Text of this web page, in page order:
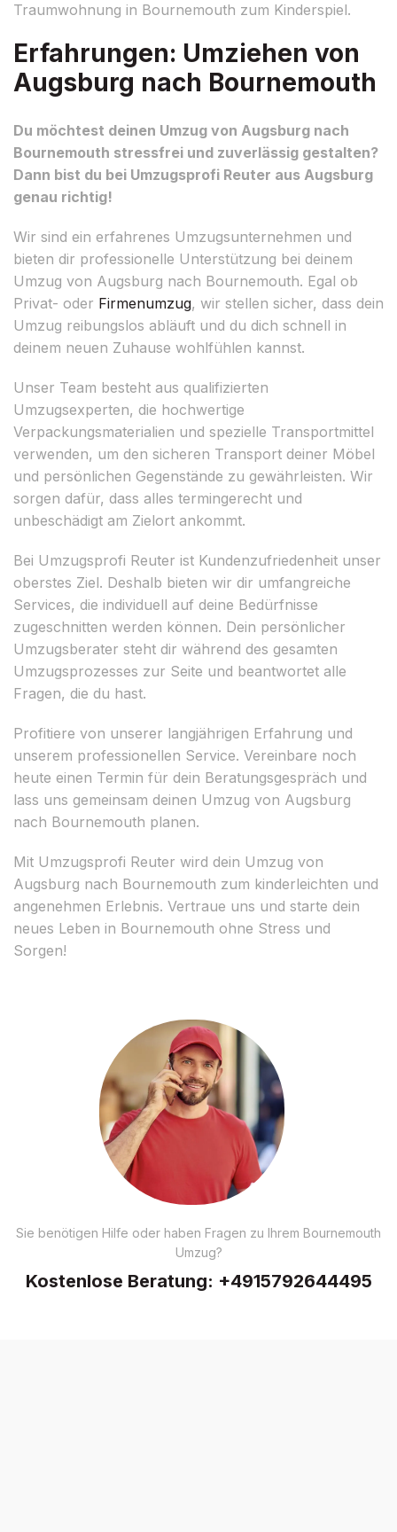
Traumwohnung in Bournemouth zum Kinderspiel.
Erfahrungen: Umziehen von
Augsburg nach Bournemouth
Du möchtest deinen Umzug von Augsburg nach
Bournemouth stressfrei und zuverlässig gestalten?
Dann bist du bei Umzugsprofi Reuter aus Augsburg
genau richtig!
Wir sind ein erfahrenes Umzugsunternehmen und
bieten dir professionelle Unterstützung bei deinem
Umzug von Augsburg nach Bournemouth. Egal ob
Privat- oder Firmenumzug, wir stellen sicher, dass dein
Umzug reibungslos abläuft und du dich schnell in
deinem neuen Zuhause wohlfühlen kannst.
Unser Team besteht aus qualifizierten
Umzugsexperten, die hochwertige
Verpackungsmaterialien und spezielle Transportmittel
verwenden, um den sicheren Transport deiner Möbel
und persönlichen Gegenstände zu gewährleisten. Wir
sorgen dafür, dass alles termingerecht und
unbeschädigt am Zielort ankommt.
Bei Umzugsprofi Reuter ist Kundenzufriedenheit unser
oberstes Ziel. Deshalb bieten wir dir umfangreiche
Services, die individuell auf deine Bedürfnisse
zugeschnitten werden können. Dein persönlicher
Umzugsberater steht dir während des gesamten
Umzugsprozesses zur Seite und beantwortet alle
Fragen, die du hast.
Profitiere von unserer langjährigen Erfahrung und
unserem professionellen Service. Vereinbare noch
heute einen Termin für dein Beratungsgespräch und
lass uns gemeinsam deinen Umzug von Augsburg
nach Bournemouth planen.
Mit Umzugsprofi Reuter wird dein Umzug von
Augsburg nach Bournemouth zum kinderleichten und
angenehmen Erlebnis. Vertraue uns und starte dein
neues Leben in Bournemouth ohne Stress und
Sorgen!
Sie benötigen Hilfe oder haben Fragen zu Ihrem Bournemouth
Umzug?
Kostenlose Beratung: +4915792644495